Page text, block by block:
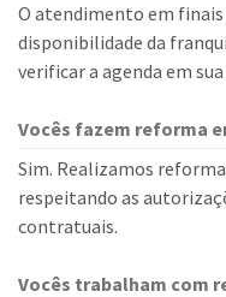
O atendimento em finais
disponibilidade da
verificar a agenda em
Vocês fazem reforma
Sim. Realizamos
respeitando as
contratuais.
Vocês trabalham com